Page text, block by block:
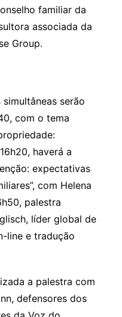
familiar da
associada da
Group.
serão
com o tema
haverá a
expectativas
com Helena
palestra
líder global de
line e tradução
a palestra com
defensores dos